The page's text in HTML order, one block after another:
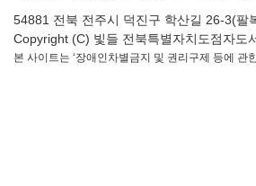
54881 전북 전주시 덕진구 학산길 26-3(
Copyright (C) 빛들 전북특별자치도점자도
본 사이트는 ‘장애인차별금지 및 권리구제 등에 관